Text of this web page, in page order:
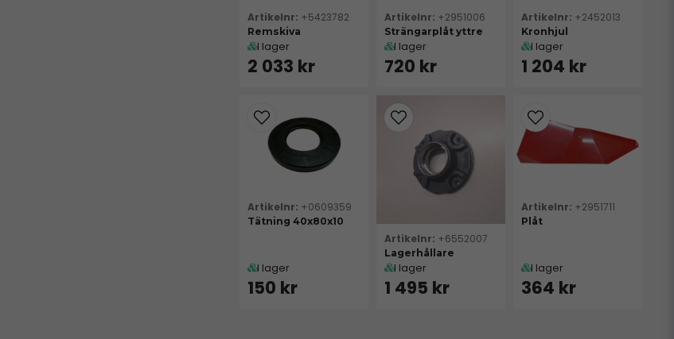
+5423782
Remskiva
I lager
2 033 kr
+2951006
Strängarplåt yttre
I lager
720 kr
+2452013
Kronhjul
I lager
1 204 kr
+0609359
Tätning 40x80x10
I lager
150 kr
+6552007
Lagerhållare
I lager
1 495 kr
+2951711
Plåt
I lager
364 kr